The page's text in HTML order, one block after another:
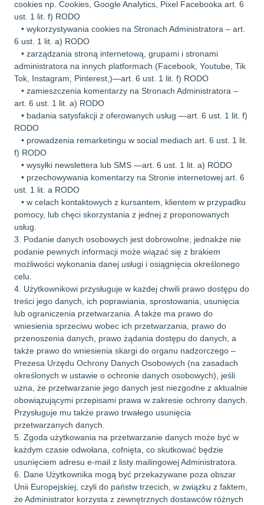
cookies np. Cookies, Google Analytics, Pixel Facebooka art. 6
ust. 1 lit. f) RODO
• wykorzystywania cookies na Stronach Administratora – art.
6 ust. 1 lit. a) RODO
• zarządzania stroną internetową, grupami i stronami
administratora na innych platformach (Facebook, Youtube, Tik
Tok, Instagram, Pinterest,)—art. 6 ust. 1 lit. f) RODO
• zamieszczenia komentarzy na Stronach Administratora –
art. 6 ust. 1 lit. a) RODO
• badania satysfakcji z oferowanych usług —art. 6 ust. 1 lit. f)
RODO
• prowadzenia remarketingu w social mediach art. 6 ust. 1 lit.
f) RODO
• wysyłki newslettera lub SMS —art. 6 ust. 1 lit. a) RODO
• przechowywania komentarzy na Stronie internetowej art. 6
ust. 1 lit. a RODO
• w celach kontaktowych z kursantem, klientem w przypadku
pomocy, lub chęci skorzystania z jednej z proponowanych
usług.
3. Podanie danych osobowych jest dobrowolne, jednakże nie
podanie pewnych informacji może wiązać się z brakiem
możliwości wykonania danej usługi i osiągnięcia określonego
celu.
4. Użytkownikowi przysługuje w każdej chwili prawo dostępu do
treści jego danych, ich poprawiania, sprostowania, usunięcia
lub ograniczenia przetwarzania. A także ma prawo do
wniesienia sprzeciwu wobec ich przetwarzania, prawo do
przenoszenia danych, prawo żądania dostępu do danych, a
także prawo do wniesienia skargi do organu nadzorczego –
Prezesa Urzędu Ochrony Danych Osobowych (na zasadach
określonych w ustawie o ochronie danych osobowych), jeśli
uzna, że przetwarzanie jego danych jest niezgodne z aktualnie
obowiązującymi przepisami prawa w zakresie ochrony danych.
Przysługuje mu także prawo trwałego usunięcia
przetwarzanych danych.
5. Zgoda użytkowania na przetwarzanie danych może być w
każdym czasie odwołana, cofnięta, co skutkować będzie
usunięciem adresu e-mail z listy mailingowej Administratora.
6. Dane Użytkownika mogą być przekazywane poza obszar
Unii Europejskiej, czyli do państw trzecich, w związku z faktem,
że Administrator korzysta z zewnętrznych dostawców różnych